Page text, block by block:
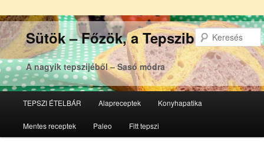
Sütök – Főzök, a Tepsziből
A nagyik tepszijéből – Sasó módra
Tovább
az
Tovább
a
TEPSZI ÉTELBÁR Alapreceptek Konyhapatika
Mentes receptek Paleo Fitt tepszi